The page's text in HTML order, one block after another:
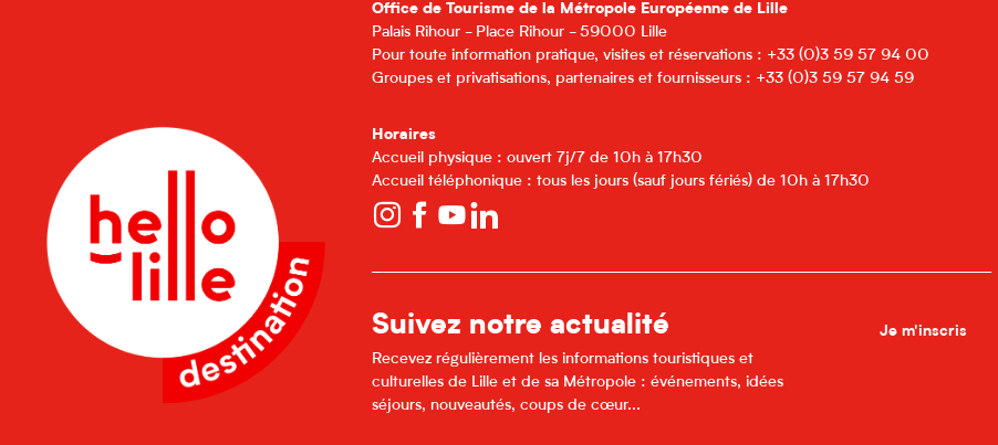
Office de Tourisme de la Métropole Européenne de Lille
Palais Rihour - Place Rihour - 59000 Lille
Pour toute information pratique, visites et réservations : +33 (0)3 59 57 94 00
Groupes et privatisations, partenaires et fournisseurs : +33 (0)3 59 57 94 59
Horaires
Accueil physique : ouvert 7j/7 de 10h à 17h30
Accueil téléphonique : tous les jours (sauf jours fériés) de 10h à 17h30
Suivez notre actualité
Recevez régulièrement les informations touristiques et
culturelles de Lille et de sa Métropole : événements, idées
séjours, nouveautés, coups de cœur...
Je m'inscris